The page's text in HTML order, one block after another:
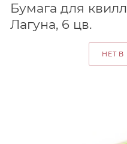
Бумага для
Лагуна, 6 цв.
НЕТ